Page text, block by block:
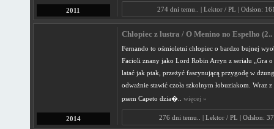
2011 274 dni temu.. | Lektor / PL | Odsłon:
2014
Chłopiec z lustra / O Menino no Espelho (2..
Fernando to ośmioletni chłopiec o bardzo bujnej
Facioli znany jako Lord Robin Arryn z serialu „Gra
latać jak ptak, przeżyć fascynującą przygodę w
odważnie stawić czoła szkolnym łobuziakom. Wraz
psem Capeto dzia�.. więcej »
276 dni temu.. | Lektor / PL | Odsłon: